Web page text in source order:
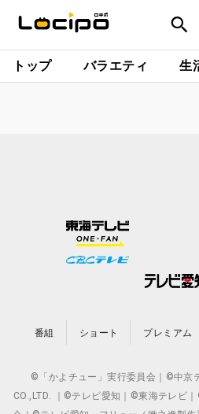
トップ バラエティ 生
番組 ショート プレミアム
©「かよチュー」実行委員会｜©中京
CO.,LTD. ｜©テレビ愛知｜©東海テレビ